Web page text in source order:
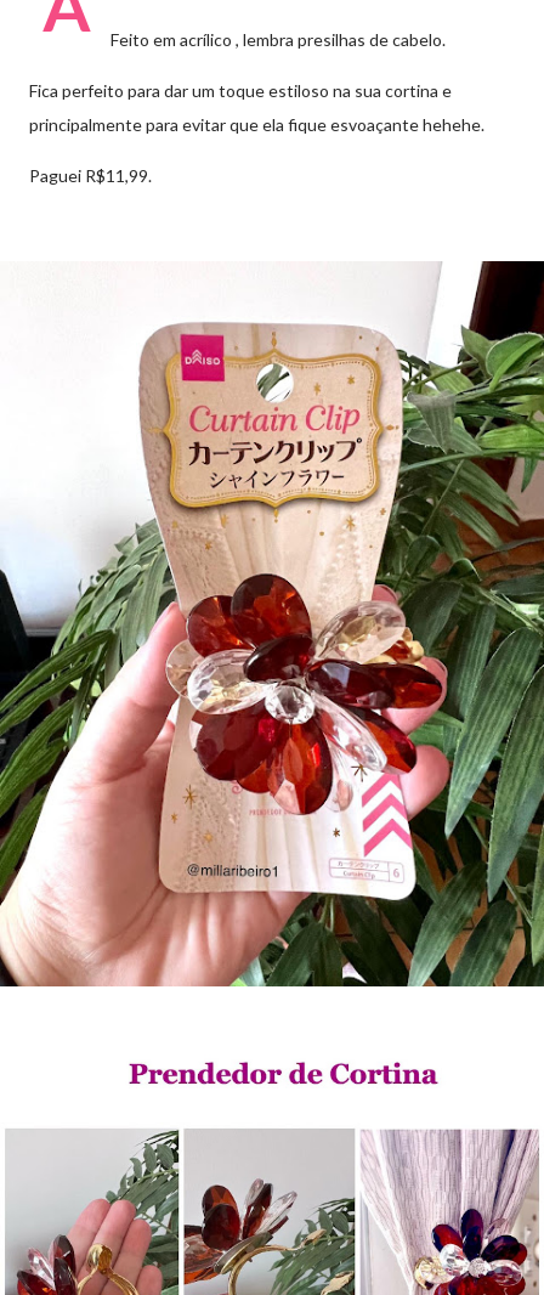
Feito em acrílico , lembra presilhas de cabelo.
Fica perfeito para dar um toque estiloso na sua cortina e
principalmente para evitar que ela fique esvoaçante hehehe.
Paguei R$11,99.